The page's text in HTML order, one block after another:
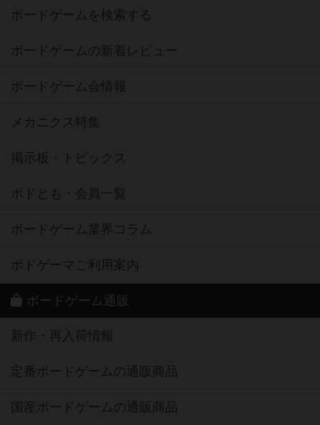
ボードゲームを検索する
ボードゲームの新着レビュー
ボードゲーム会情報
メカニクス特集
掲示板・トピックス
ボドとも・会員一覧
ボードゲーム業界コラム
ボドゲーマご利用案内
ボードゲーム通販
新作・再入荷情報
定番ボードゲームの通販商品
国産ボードゲームの通販商品